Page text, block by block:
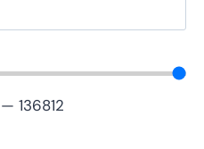
— 136812